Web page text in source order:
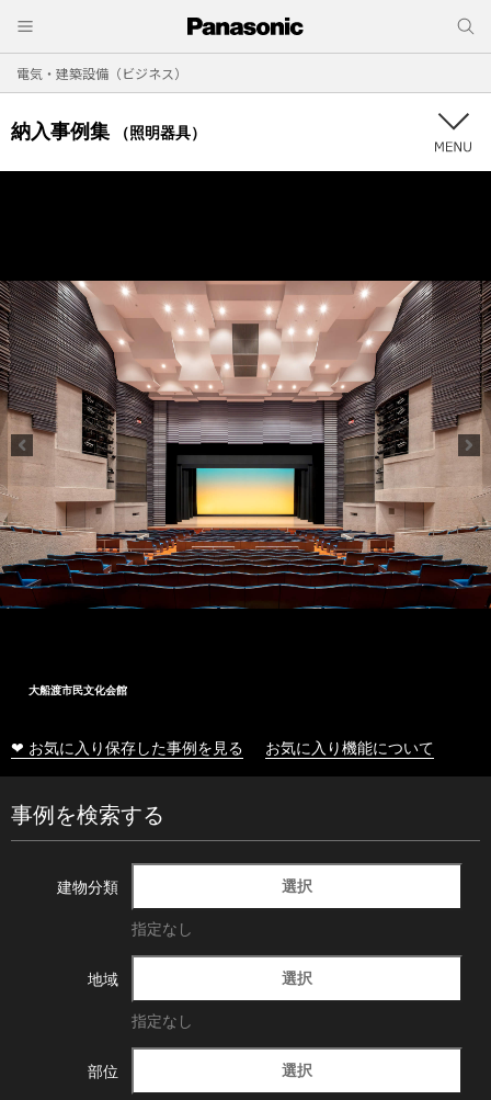
電気・建築設備（ビジネス）
納入事例集 （照明器具）
大船渡市民文化会館
❤ お気に入り保存した事例を見る お気に入り機能について
事例を検索する
建物分類 選択
指定なし
地域 選択
指定なし
部位 選択